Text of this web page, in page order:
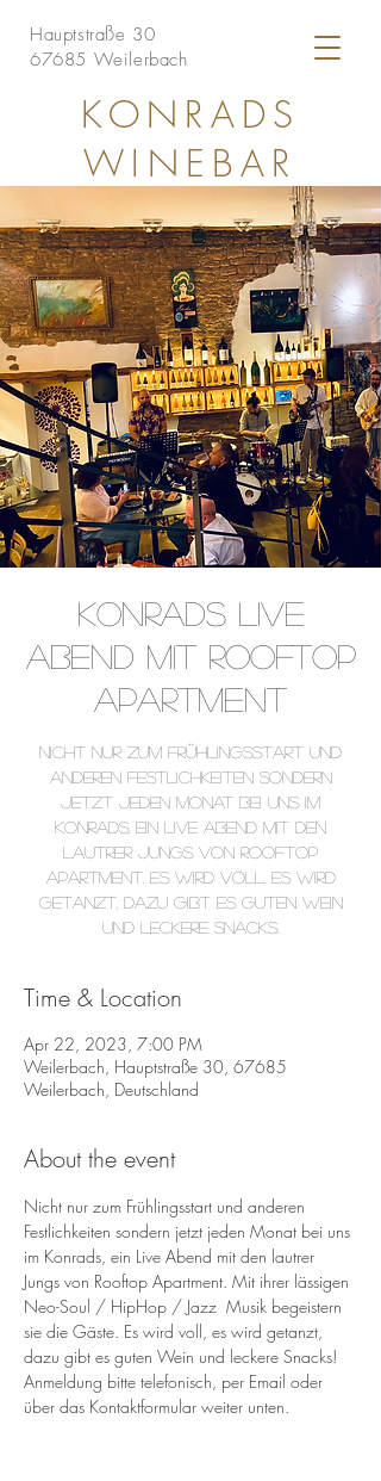
Hauptstraße 30
67685 Weilerbach
KONRADS
WINEBAR
Konrads Live
Abend mit Rooftop
Apartment
Nicht nur zum Frühlingsstart und
anderen Festlichkeiten sondern
jetzt jeden Monat bei uns im
Konrads, ein Live Abend mit den
lautrer Jungs von Rooftop
Apartment. Es wird voll, es wird
getanzt, dazu gibt es guten Wein
und leckere Snacks.
Time & Location
Apr 22, 2023, 7:00 PM
Weilerbach, Hauptstraße 30, 67685
Weilerbach, Deutschland
About the event
Nicht nur zum Frühlingsstart und anderen
Festlichkeiten sondern jetzt jeden Monat bei uns
im Konrads, ein Live Abend mit den lautrer
Jungs von Rooftop Apartment. Mit ihrer lässigen
Neo-Soul / HipHop / Jazz  Musik begeistern
sie die Gäste. Es wird voll, es wird getanzt,
dazu gibt es guten Wein und leckere Snacks!
Anmeldung bitte telefonisch, per Email oder
über das Kontaktformular weiter unten.